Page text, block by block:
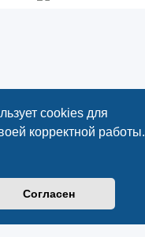
cookies для
корректной работы.
Согласен